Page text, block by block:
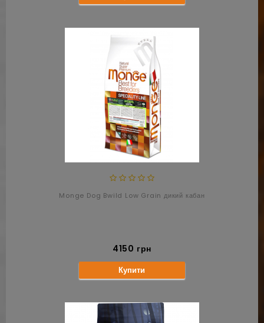
Monge Dog Bwild Low Grain дикий кабан
4150 грн
Купити